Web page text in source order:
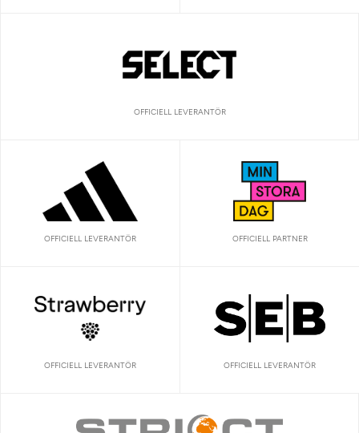
OFFICIELL LEVERANTÖR
OFFICIELL LEVERANTÖR OFFICIELL PARTNER
OFFICIELL LEVERANTÖR OFFICIELL LEVERANTÖR